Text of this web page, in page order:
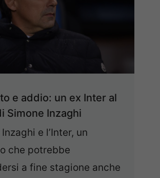
e addio: un ex Inter al
Simone Inzaghi
e l’Inter, un
che potrebbe
a fine stagione anche